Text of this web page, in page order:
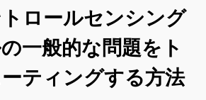
ロールセンシング
一般的な問題をト
ティングする方法